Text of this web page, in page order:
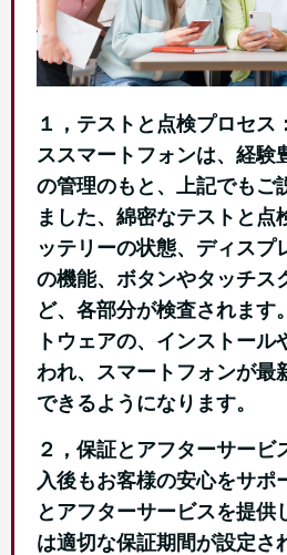
１，テストと点検プロセス
ススマートフォンは、経験
の管理のもと、上記でもご
ました、綿密なテストと点
ッテリーの状態、ディスプ
の機能、ボタンやタッチス
ど、各部分が検査されます
トウェアの、インストール
われ、スマートフォンが最
できるようになります。
２，保証とアフターサービ
入後もお客様の安心をサポ
とアフターサービスを提供
は適切な保証期間が設定さ